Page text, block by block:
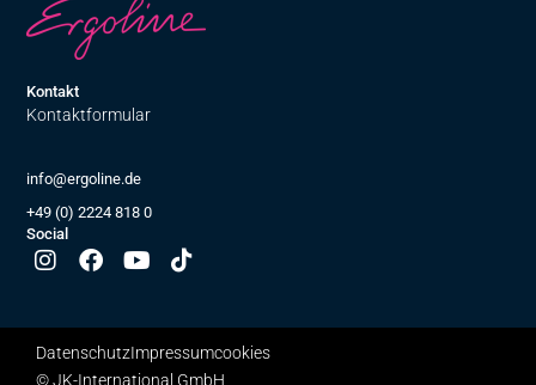
Kontakt
Kontaktformular
info@ergoline.de
+49 (0) 2224 818 0
Social
© JK-International GmbH
DatenschutzImpressumcookies